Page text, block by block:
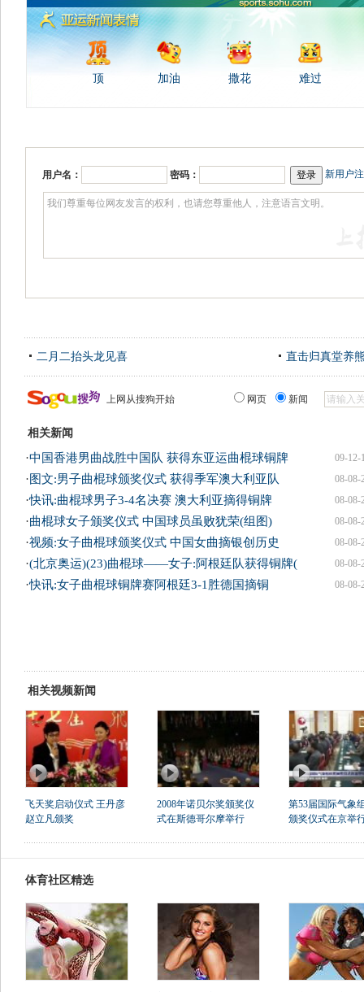
顶 加油 撒花 难过
用户名： 密码： 新用户
二月二抬头龙见喜 直击归真堂养
上网从搜狗开始 网页 新闻
相关新闻
09-12-
·中国香港男曲战胜中国队 获得东亚运曲棍球铜牌
08-08-
· 图文:男子曲棍球颁奖仪式 获得季军澳大利亚队
08-08-
·快讯:曲棍球男子3-4名决赛 澳大利亚摘得铜牌
08-08-
·曲棍球女子颁奖仪式 中国球员虽败犹荣(组图)
08-08-
·视频:女子曲棍球颁奖仪式 中国女曲摘银创历史
08-08-
·(北京奥运)(23)曲棍球——女子:阿根廷队获得铜牌(
08-08-
·快讯:女子曲棍球铜牌赛阿根廷3-1胜德国摘铜
相关视频新闻
飞天奖启动仪式 王丹彦
赵立凡颁奖
2008年诺贝尔奖颁奖仪
式在斯德哥尔摩举行
第53届国际气象
颁奖仪式在京举
体育社区精选